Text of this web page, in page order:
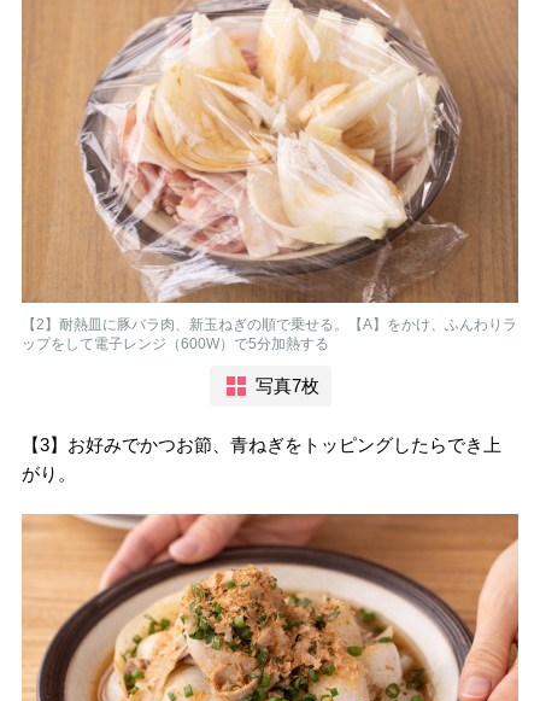
【2】耐熱皿に豚バラ肉、新玉ねぎの順で乗せる。【A】をかけ、ふんわりラ
ップをして電子レンジ（600W）で5分加熱する
写真7枚
【3】お好みでかつお節、青ねぎをトッピングしたらでき上
がり。